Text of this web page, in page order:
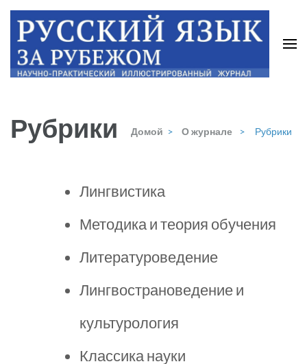
Рубрики Домой > О журнале > Рубрики
Лингвистика
Методика и теория обучения
Литературоведение
Лингвострановедение и
культурология
Классика науки